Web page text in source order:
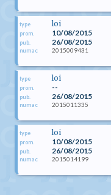
type loi
prom. 10/08/2015
pub. 26/08/2015
numac 2015009431
type loi
prom. --
pub. 26/08/2015
numac 2015011335
type loi
prom. 10/08/2015
pub. 26/08/2015
numac 2015014199